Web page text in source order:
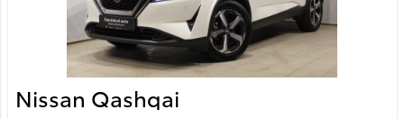
Nissan Qashqai